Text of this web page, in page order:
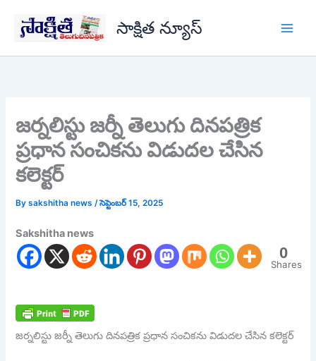
content
సాక్షిత న్యూస్
జర్నలిస్టు జర్నీ తెలుగు దినపత్రిక
ప్రధాన సంచికను విడుదల చేసిన
కలెక్టర్
Bysakshitha news/సెప్టెంబర్ 15, 2025
Sakshitha news
0
Shares
జర్నలిస్టు జర్నీ తెలుగు దినపత్రిక ప్రధాన సంచికను విడుదల చేసిన కలెక్టర్